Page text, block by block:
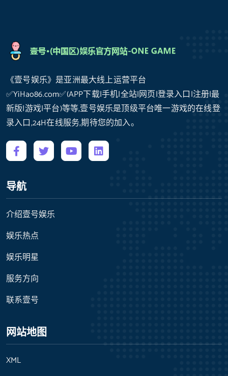
《壹号娱乐》是亚洲最大线上运营平台
✅YiHao86.com✅(APP下载|手机|全站|网页|登录入口|注册|最
新版|游戏|平台)等等,壹号娱乐是顶级平台唯一游戏的在线登
录入口,24H在线服务,期待您的加入。
导航
介绍壹号娱乐
娱乐热点
娱乐明星
服务方向
联系壹号
网站地图
XML